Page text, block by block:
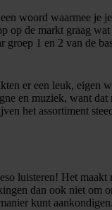
woord waarmee je
op de markt graag
groep 1 en 2 van de
er een leuk, eigen
en muziek, want
het assortiment
luisteren! Het maakt
dan ook niet om
kunt aankondigen.